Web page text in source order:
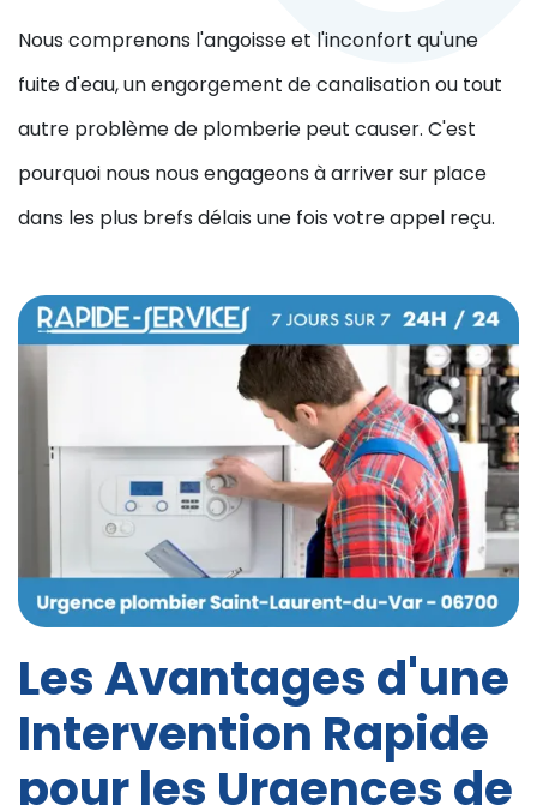
Nous comprenons l'angoisse et l'inconfort qu'une
fuite d'eau, un engorgement de canalisation ou tout
autre problème de plomberie peut causer. C'est
pourquoi nous nous engageons à arriver sur place
dans les plus brefs délais une fois votre appel reçu.
Les Avantages d'une
Intervention Rapide
pour les Urgences de